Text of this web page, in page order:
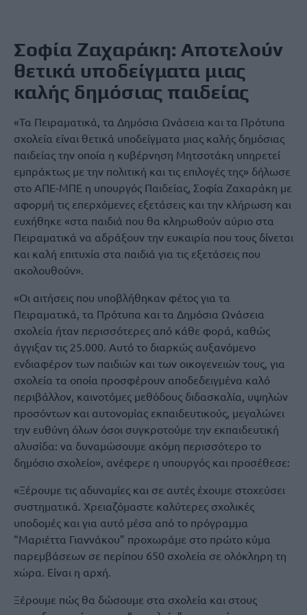
Σοφία Ζαχαράκη: Αποτελούν
θετικά υποδείγματα μιας
καλής δημόσιας παιδείας
«Τα Πειραματικά, τα Δημόσια Ωνάσεια και τα Πρότυπα
σχολεία είναι θετικά υποδείγματα μιας καλής δημόσιας
παιδείας την οποία η κυβέρνηση Μητσοτάκη υπηρετεί
εμπράκτως με την πολιτική και τις επιλογές της» δήλωσε
στο ΑΠΕ-ΜΠΕ η υπουργός Παιδείας, Σοφία Ζαχαράκη με
αφορμή τις επερχόμενες εξετάσεις και την κλήρωση και
ευχήθηκε «στα παιδιά που θα κληρωθούν αύριο στα
Πειραματικά να αδράξουν την ευκαιρία που τους δίνεται
και καλή επιτυχία στα παιδιά για τις εξετάσεις που
ακολουθούν».
«Οι αιτήσεις που υποβλήθηκαν φέτος για τα
Πειραματικά, τα Πρότυπα και τα Δημόσια Ωνάσεια
σχολεία ήταν περισσότερες από κάθε φορά, καθώς
άγγιξαν τις 25.000. Αυτό το διαρκώς αυξανόμενο
ενδιαφέρον των παιδιών και των οικογενειών τους, για
σχολεία τα οποία προσφέρουν αποδεδειγμένα καλό
περιβάλλον, καινοτόμες μεθόδους διδασκαλία, υψηλών
προσόντων και αυτονομίας εκπαιδευτικούς, μεγαλώνει
την ευθύνη όλων όσοι συγκροτούμε την εκπαιδευτική
αλυσίδα: να δυναμώσουμε ακόμη περισσότερο το
δημόσιο σχολείο», ανέφερε η υπουργός και προσέθεσε:
«Ξέρουμε τις αδυναμίες και σε αυτές έχουμε στοχεύσει
συστηματικά. Χρειαζόμαστε καλύτερες σχολικές
υποδομές και για αυτό μέσα από το πρόγραμμα
“Μαριέττα Γιαννάκου” προχωράμε στο πρώτο κύμα
παρεμβάσεων σε περίπου 650 σχολεία σε ολόκληρη τη
χώρα. Είναι η αρχή.
Ξέρουμε πώς θα δώσουμε στα σχολεία και στους